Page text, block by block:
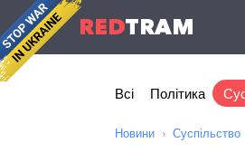
REDTRAM
Всі Політика
Новини Суспільство